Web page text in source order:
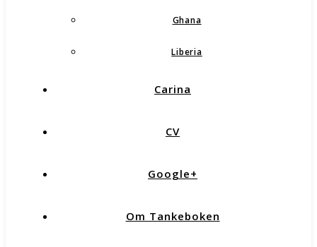
Ghana
Liberia
Carina
CV
Google+
Om Tankeboken